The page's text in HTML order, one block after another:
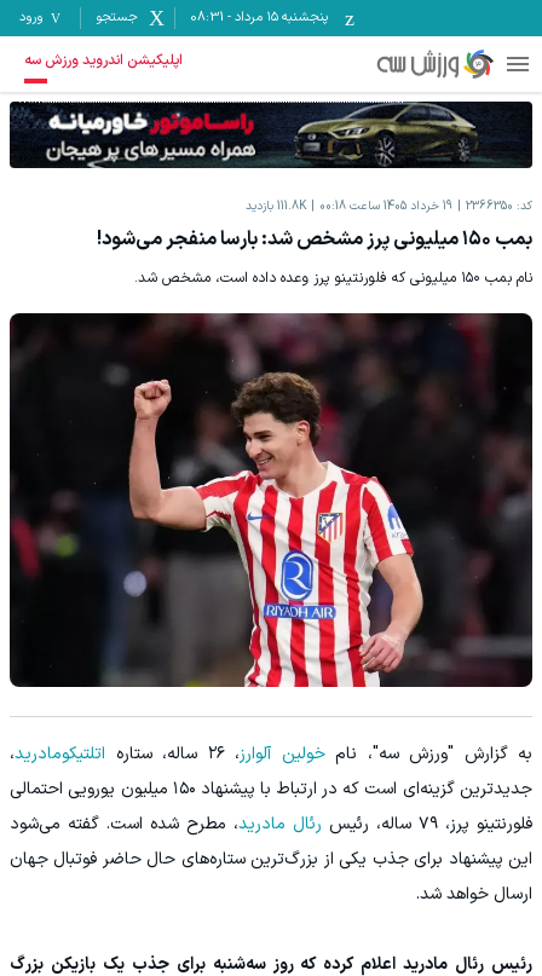
پنجشنبه ۱۵ مرداد -
08:31 جستجو ورود
اپلیکیشن اندروید ورزش سه
کد: 2366350 19 خرداد 1405 ساعت 00:18 111.8K بازدید
بمب ۱۵۰ میلیونی پرز مشخص شد: بارسا منفجر می‌شود!
نام بمب ۱۵۰ میلیونی که فلورنتینو پرز وعده داده است، مشخص شد.
به گزارش "ورزش سه"، نامخولین آلوارز، ۲۶ ساله، ستاره اتلتیکومادرید،
جدیدترین گزینه‌ای است که در ارتباط با پیشنهاد ۱۵۰ میلیون یورویی احتمالی
فلورنتینو پرز، ۷۹ ساله، رئیس
رئال مادرید، مطرح شده است. گفته می‌شود
این پیشنهاد برای جذب یکی از بزرگ‌ترین ستاره‌های حال حاضر فوتبال جهان
ارسال خواهد شد.
رئیس رئال مادرید اعلام کرده که روز سه‌شنبه برای جذب یک بازیکن بزرگ